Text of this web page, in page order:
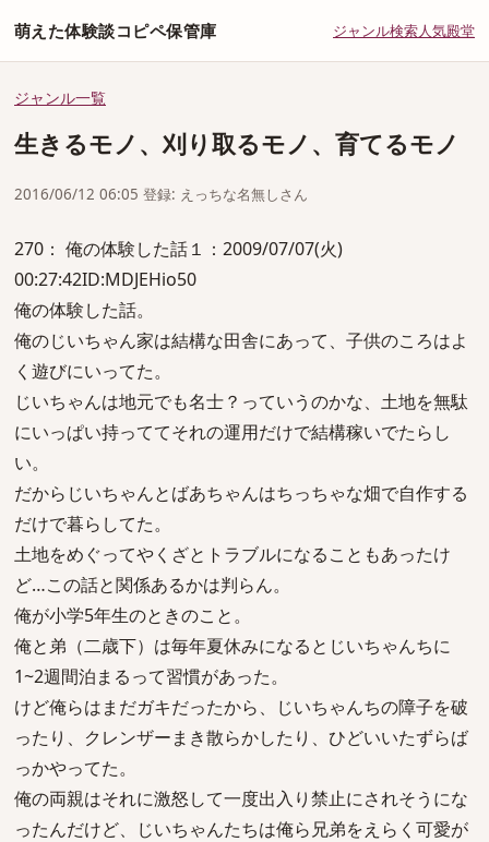
萌えた体験談コピペ保管庫 ジャンル検索人気殿堂
ジャンル一覧
生きるモノ、刈り取るモノ、育てるモノ
2016/06/12 06:05 登録: えっちな名無しさん
270： 俺の体験した話１：2009/07/07(火)
00:27:42ID:MDJEHio50
俺の体験した話。
俺のじいちゃん家は結構な田舎にあって、子供のころはよ
く遊びにいってた。
じいちゃんは地元でも名士？っていうのかな、土地を無駄
にいっぱい持っててそれの運用だけで結構稼いでたらし
い。
だからじいちゃんとばあちゃんはちっちゃな畑で自作する
だけで暮らしてた。
土地をめぐってやくざとトラブルになることもあったけ
ど…この話と関係あるかは判らん。
俺が小学5年生のときのこと。
俺と弟（二歳下）は毎年夏休みになるとじいちゃんちに
1~2週間泊まるって習慣があった。
けど俺らはまだガキだったから、じいちゃんちの障子を破
ったり、クレンザーまき散らかしたり、ひどいいたずらば
っかやってた。
俺の両親はそれに激怒して一度出入り禁止にされそうにな
ったんだけど、じいちゃんたちは俺ら兄弟をえらく可愛が